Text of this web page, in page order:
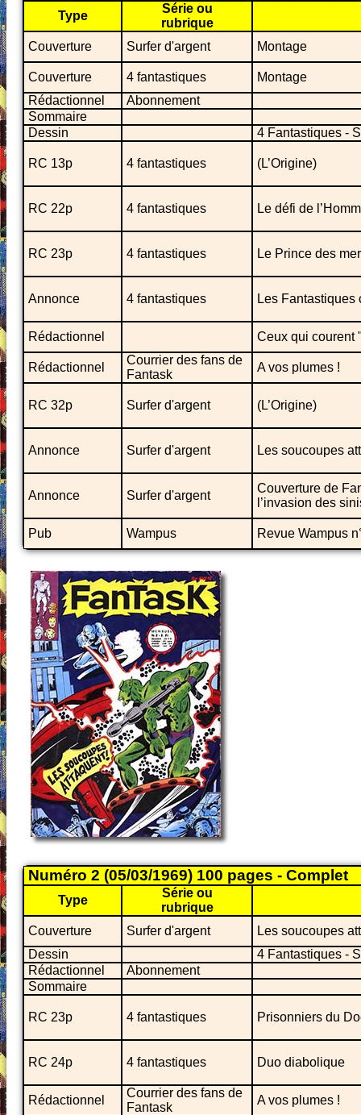
Type
Série ou
rubrique
Couverture
Surfer d'argent Montage
Couverture 4 fantastiques
Montage
Rédactionnel
Abonnement
Sommaire
Dessin
4 Fantastiques -
RC 13p 4 fantastiques (L’Origine)
RC 22p 4 fantastiques Le défi de
RC 23p 4 fantastiques Le Prince des
Annonce 4 fantastiques Les Fantastiques
Rédactionnel Ceux qui courent
Rédactionnel
Courrier des fans de
Fantask
A vos plumes !
RC 32p Surfer d'argent (L’Origine)
Annonce Surfer d'argent Les soucoupes
Annonce Surfer d'argent
Couverture de
l’invasion des
Pub Wampus Revue Wampus
Numéro 2 (05/03/1969) 100 pages - Complet
Type
Série ou
rubrique
Couverture
Surfer d'argent
Les soucoupes
Dessin
4 Fantastiques -
Rédactionnel
Abonnement
Sommaire
RC 23p 4 fantastiques Prisonniers du
RC 24p 4 fantastiques Duo diabolique
Rédactionnel
Courrier des fans de
Fantask
A vos plumes !